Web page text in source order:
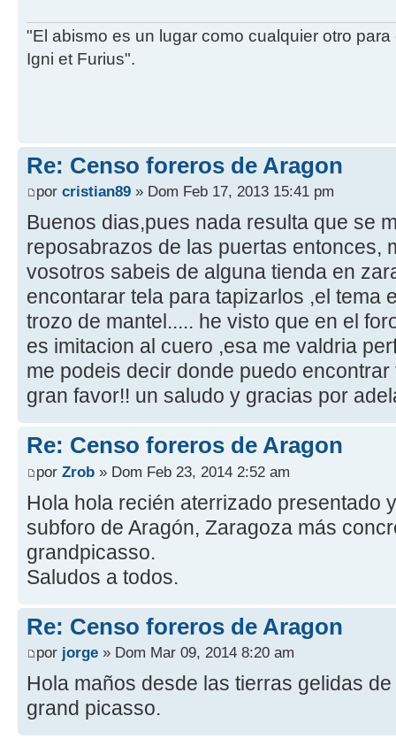
"El abismo es un lugar como cualquier otro
Igni et Furius".
Re: Censo foreros de Aragon
por cristian89 » Dom Feb 17, 2013 15:41 pm
Buenos dias,pues nada resulta que se
reposabrazos de las puertas entonces,
vosotros sabeis de alguna tienda en
encontarar tela para tapizarlos ,el tema
trozo de mantel..... he visto que en el
es imitacion al cuero ,esa me valdria
me podeis decir donde puedo
gran favor!! un saludo y gracias por
Re: Censo foreros de Aragon
por Zrob » Dom Feb 23, 2014 2:52 am
Hola hola recién aterrizado presentado
subforo de Aragón, Zaragoza más
grandpicasso.
Saludos a todos.
Re: Censo foreros de Aragon
por jorge » Dom Mar 09, 2014 8:20 am
Hola maños desde las tierras gelidas
grand picasso.